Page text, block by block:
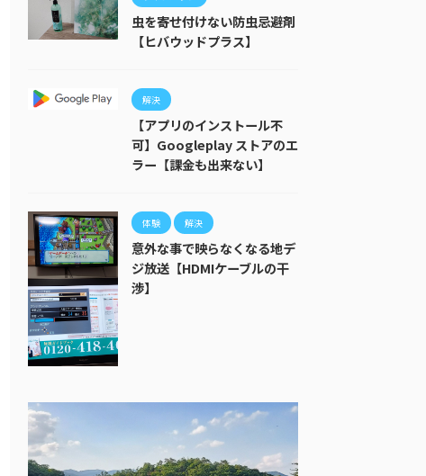
虫を寄せ付けない防虫忌避剤
【ヒバウッドプラス】
解決
【アプリのインストール不
可】Googleplay ストアのエ
ラー【課金も出来ない】
体験 解決
意外な事で映らなくなる地デ
ジ放送【HDMIケーブルの干
渉】